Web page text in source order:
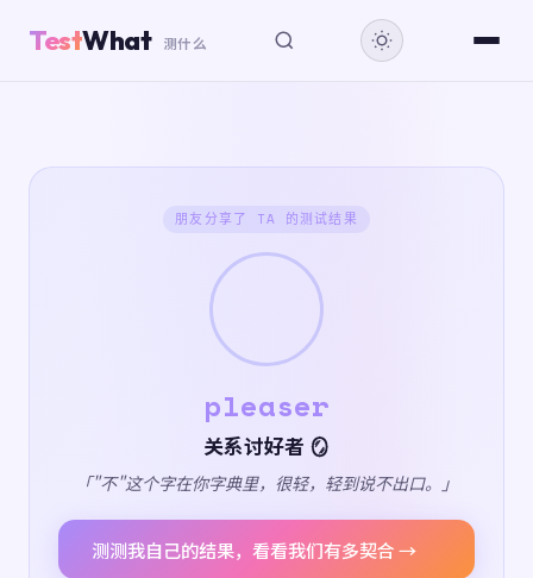
TestWhat 测什么
朋友分享了 TA 的测试结果
pleaser
关系讨好者 🪞
「"不"这个字在你字典里，很轻，轻到说不出口。」
测测我自己的结果，看看我们有多契合 →